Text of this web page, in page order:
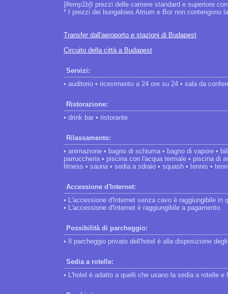
{#emp1b}I prezzi delle camere standard e superiore
* I prezzi dei bungalows Atrium e Bor non contengono
Transfer dall'aeroporto e stazioni di Budapest
Circuito della città a Budapest
Servizi:
• auditorio • ricevimento a 24 ore su 24 • sala da
Ristorazione:
• drink bar • ristorante
Rilassamento:
• animazione • bagno di schiuma • bagno di vapore •
parruccheria • piscina con l'acqua termale • piscina di
fitness • sauna • sedia a sdraio • squash • tennis •
Accessione d'Internet:
• L'accessione d'Internet senza cavo è raggiungibile in
• L'accessione d'Internet è raggiungibile a pagamento.
Possibilità di parcheggio:
• Il parcheggio privato dell'hotel è alla disposizione
Sedia a rotelle:
• L'hotel è adatto a quelli che usano la sedia a rotelle